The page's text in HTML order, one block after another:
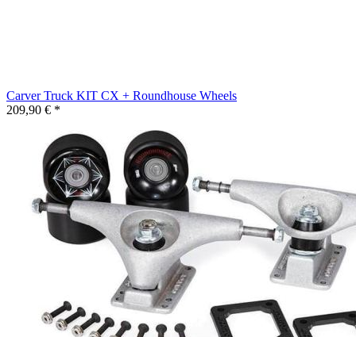
Carver Truck KIT CX + Roundhouse Wheels
209,90 € *